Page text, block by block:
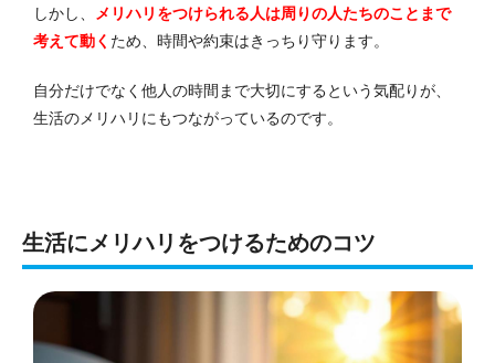
しかし、 メリハリをつけられる人は周りの人たちのことまで
考えて動く ため、時間や約束はきっちり守ります。
自分だけでなく他人の時間まで大切にするという気配りが、
生活のメリハリにもつながっているのです。
生活にメリハリをつけるためのコツ